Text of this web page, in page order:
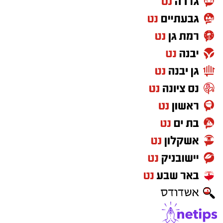
במסגרת הפעילות עוכבו לחקירה מפעילת המקום,
מחזיק המקום ושני משתתפים נוספים שנכחו
במקום. כלל המעורבים הועברו להמשך טיפול
וחקירה בתחנת המשטרה.
החקירה נמשכת.
סגן מפקד תחנת אשקלון, רפ"ק דורון ששון, מסר:
"תחנת אשקלון פועלת באופן נחוש ועקבי נגד
תופעת ההימורים הבלתי חוקיים, המהווה כר פורה